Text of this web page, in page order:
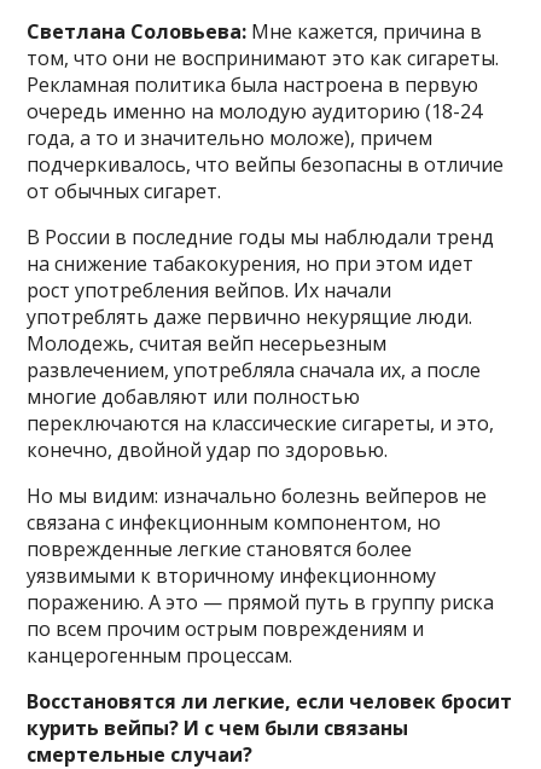
Светлана Соловьева: Мне кажется, причина в
том, что они не воспринимают это как сигареты.
Рекламная политика была настроена в первую
очередь именно на молодую аудиторию (18-24
года, а то и значительно моложе), причем
подчеркивалось, что вейпы безопасны в отличие
от обычных сигарет.
В России в последние годы мы наблюдали тренд
на снижение табакокурения, но при этом идет
рост употребления вейпов. Их начали
употреблять даже первично некурящие люди.
Молодежь, считая вейп несерьезным
развлечением, употребляла сначала их, а после
многие добавляют или полностью
переключаются на классические сигареты, и это,
конечно, двойной удар по здоровью.
Но мы видим: изначально болезнь вейперов не
связана с инфекционным компонентом, но
поврежденные легкие становятся более
уязвимыми к вторичному инфекционному
поражению. А это — прямой путь в группу риска
по всем прочим острым повреждениям и
канцерогенным процессам.
Восстановятся ли легкие, если человек бросит
курить вейпы? И с чем были связаны
смертельные случаи?